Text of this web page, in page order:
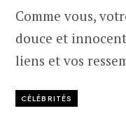
Comme vous,
douce et
liens et vos
CÉLÉBRITÉS